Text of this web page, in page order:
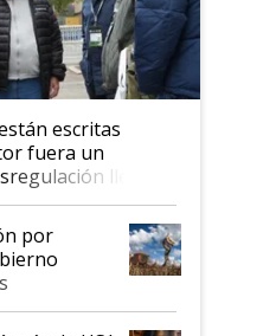
escritas
fuera un
llegó
y hasta se
al IPCVA
por